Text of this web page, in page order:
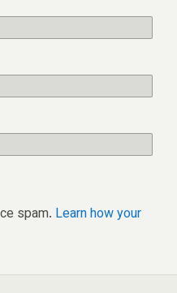
spam. Learn how your